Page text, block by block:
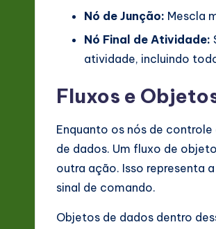
Nó de Junção: Mescla
Nó Final de Atividade:
atividade, incluindo
Fluxos e
Enquanto os nós de
de dados. Um fluxo de
outra ação. Isso representa
sinal de comando.
Objetos de dados dentro